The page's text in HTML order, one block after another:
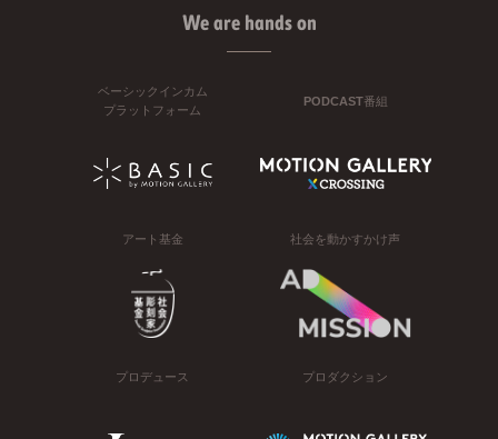
We are hands on
ベーシックインカム
プラットフォーム
PODCAST番組
アート基金 社会を動かすかけ声
プロデュース プロダクション